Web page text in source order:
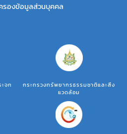
รองข้อมูลส่วนบุคคล
จก
กระทรวงทรัพยากรธรรมชาติและสิ่ง
แวดล้อม